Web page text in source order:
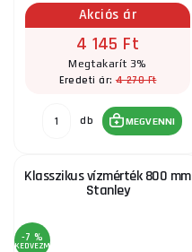
Akciós ár
4 145 Ft
Megtakarít 3%
Eredeti ár:4 270 Ft
db MEGVENNI
Klasszikus vízmérték 800 mm
Stanley
-7 %
KEDVEZMÉNY